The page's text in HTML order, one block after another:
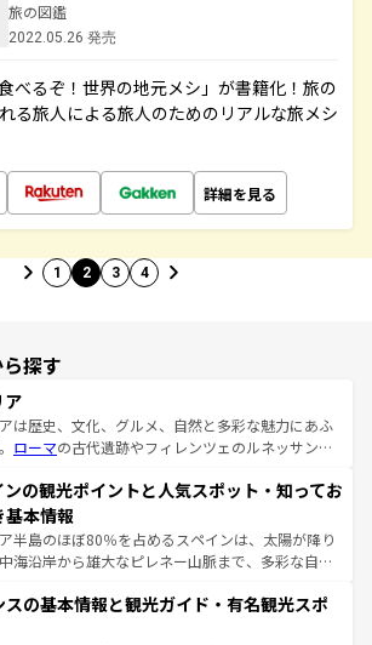
旅の図鑑
2022.05.26 発売
べるぞ！世界の地元メシ」が書籍化！旅の
る旅人による旅人のためのリアルな旅メシ
詳細を見る
1 2 3 4
探す
ア
は歴史、文化、グルメ、自然と多彩な魅力にあふ
ローマの古代遺跡やフィレンツェのルネッサンス
スカーナの美しい田園風景やアマルフィ海岸の絶
自然景観も見逃せない。観光の合間には、本場の
スタなど、絶品のイタリア料理を堪能することも
朝目覚めてから夜眠るまで、すべての瞬間を楽し
着のイタリア情報はコンテンツ一覧を参照してほ
ンの観光ポイントと人気スポット・知ってお
基本情報
半島のほぼ80％を占めるスペインは、太陽が降り
海沿岸から雄大なピレネー山脈まで、多彩な自然
付くこの国では、情熱的なフラメンコ、熱気あふ
、そして美味しいタパスが生活の一部となってい
スの基本情報と観光ガイド・有名観光スポ